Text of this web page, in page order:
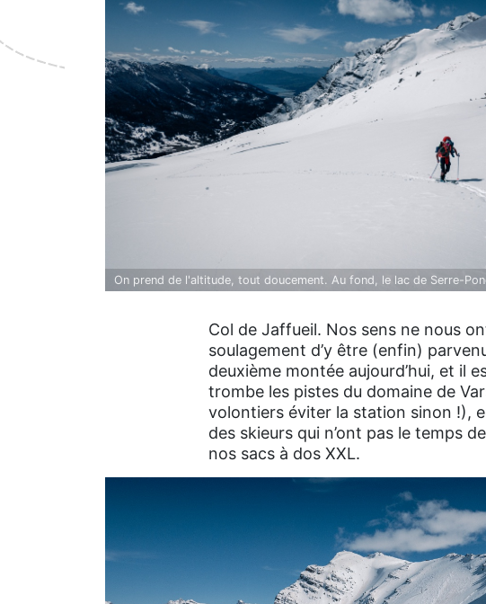
On prend de l'altitude, tout doucement. Au fond, le lac de Serre-
Col de Jaffueil. Nos sens ne nous
soulagement d’y être (enfin)
deuxième montée aujourd’hui, et il
trombe les pistes du domaine de
volontiers éviter la station sinon !),
des skieurs qui n’ont pas le temps
nos sacs à dos XXL.